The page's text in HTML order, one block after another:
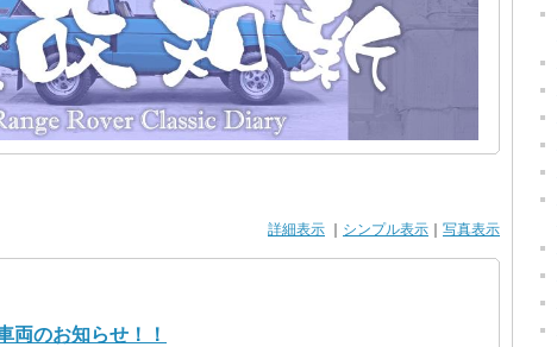
詳細表示 シンプル表示 写真表示
のお知らせ！！